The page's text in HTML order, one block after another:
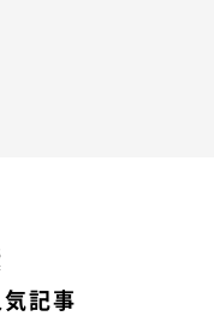
記事